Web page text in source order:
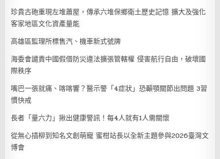
珍貴古砲重現左堆蕭屋，傳承六堆保鄉衛土歷史記憶 擴大及強化
客家地區文化資產量能
高雄區監理所標售汽、機車新式號牌
海委會譴責中國假借防災違法擴張管轄權 侵害航行自由，破壞國
際秩序
嘴巴一張就痛、喀喀響？醫示警「4症狀」恐顳顎關節出問題 3習
慣快戒
長者「量六力」揪出健康警訊！每4人就有1人需關懷
從無心插柳到知名文創萌寵 蜜柑站長以全新主題參與2026臺灣文
博會